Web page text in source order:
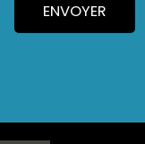
ENVOYER